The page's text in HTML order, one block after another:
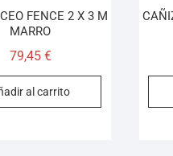
FENCE 2 X 3 M
MARRO
79,45 €
al carrito